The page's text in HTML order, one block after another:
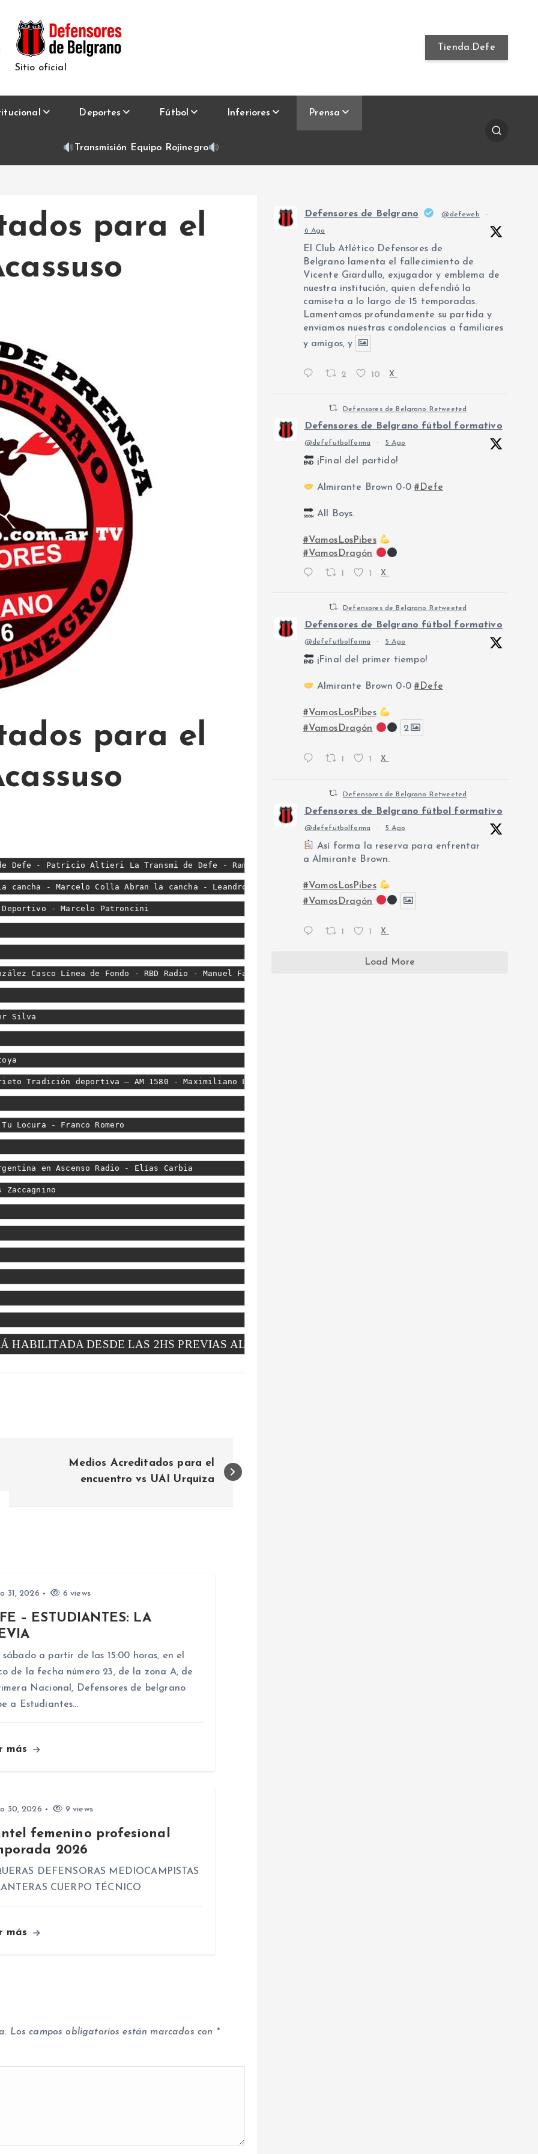
Sitio oficial
Tienda.Defe
Deportes Fútbol Inferiores Prensa
Transmisión Equipo Rojinegro
para el
para el
Defe - Patricio Altieri La Transmi de Defe - Ramiro Preckel La Transmi de Defe - Nicolás Fernández La
cancha - Marcelo Colla Abran la cancha - Leandro Dezi Abran la cancha - Eduardo Martins Abran la cancha -
Deportivo - Marcelo Patroncini
Casco Línea de Fondo - RBD Radio - Manuel Facundo Blanco
Silva
Tradición deportiva – AM 1580 - Maximiliano López Prieto
Locura - Franco Romero
en Ascenso Radio - Elías Carbia
Zaccagnino
HABILITADA DESDE LAS 2HS PREVIAS AL PARTIDO Y HASTA 15 MINUTOS ANTES DEL
Medios Acreditados para el
encuentro vs UAI Urquiza
31, 2026 6 views
– ESTUDIANTES: LA
sábado a partir de las 15:00 horas, en el
de la fecha número 23, de la zona A, de
Nacional, Defensores de belgrano
a Estudiantes…
más
30, 2026 9 views
femenino profesional
2026
DEFENSORAS MEDIOCAMPISTAS
CUERPO TÉCNICO
más
Los campos obligatorios están marcados con *
Defensores de Belgrano @defeweb ·
6 Ago
El Club Atlético Defensores de
Belgrano lamenta el fallecimiento de
Vicente Giardullo, exjugador y emblema de
nuestra institución, quien defendió la
camiseta a lo largo de 15 temporadas.
Lamentamos profundamente su partida y
enviamos nuestras condolencias a familiares
y amigos, y
2 10 X
Defensores de Belgrano Retweeted
Defensores de Belgrano fútbol formativo
@defefutbolforma · 5 Ago
¡Final del partido!
Almirante Brown 0-0#Defe
All Boys.
#VamosLosPibes
#VamosDragón
1 1 X
Defensores de Belgrano Retweeted
Defensores de Belgrano fútbol formativo
@defefutbolforma · 5 Ago
¡Final del primer tiempo!
Almirante Brown 0-0#Defe
#VamosLosPibes
#VamosDragón
2
1 1 X
Defensores de Belgrano Retweeted
Defensores de Belgrano fútbol formativo
@defefutbolforma · 5 Ago
Así forma la reserva para enfrentar
a Almirante Brown.
#VamosLosPibes
#VamosDragón
1 1 X
Load More